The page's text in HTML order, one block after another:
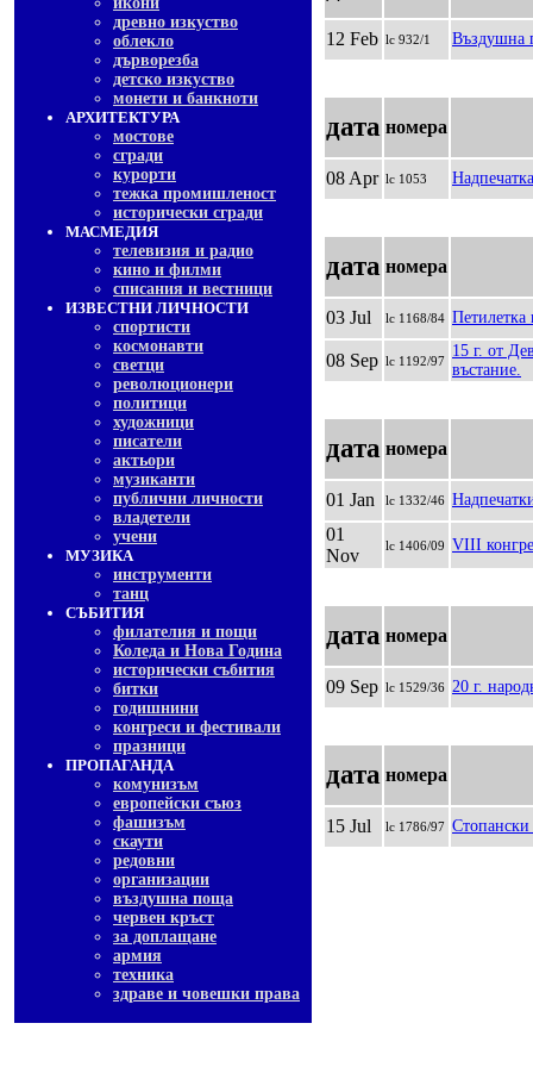
древно изкуство
облекло
дърворезба
детско изкуство
монети и банкноти
АРХИТЕКТУРА
мостове
сгради
курорти
тежка промишленост
исторически сгради
МАСМЕДИЯ
телевизия и радио
кино и филми
списания и вестници
ИЗВЕСТНИ ЛИЧНОСТИ
спортисти
космонавти
светци
революционери
политици
художници
писатели
актьори
музиканти
публични личности
владетели
учени
МУЗИКА
инструменти
танц
СЪБИТИЯ
филателия и пощи
Коледа и Нова Година
исторически събития
битки
годишнини
конгреси и фестивали
празници
ПРОПАГАНДА
комунизъм
европейски съюз
фашизъм
скаути
редовни
организации
въздушна поща
червен кръст
за доплащане
армия
техника
здраве и човешки права
12 Feb lc 932/1 Въздушна
дата номера
08 Apr lc 1053
дата номера
03 Jul lc 1168/84 Петилетка
08 Sep lc 1192/97
15 г. от
въстание.
дата номера
01 Jan lc 1332/46
01
Nov
lc 1406/09 VIII
дата номера
09 Sep lc 1529/36 20 г.
дата номера
15 Jul lc 1786/97